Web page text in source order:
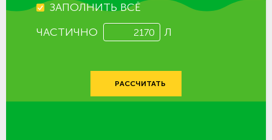
ЗАПОЛНИТЬ ВСЁ
ЧАСТИЧНО
Л
РАССЧИТАТЬ